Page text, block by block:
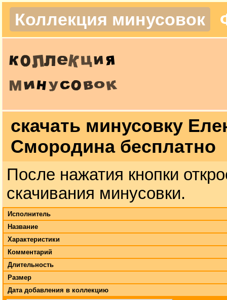
Коллекция минусовок
скачать минусовку
Смородина бесплатно
После нажатия кнопки
скачивания минусовки.
Исполнитель
Название
Характеристики
Комментарий
Длительность
Размер
Дата добавления в коллекцию